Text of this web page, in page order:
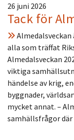
26 juni 2026
Tack för
alla som träffat
Almedalsveckan
viktiga
händelse av krig,
byggnader,
mycket annat. –
samhällsfrågor